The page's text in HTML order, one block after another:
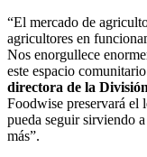
“El mercado de
agricultores en
Nos enorgullece
este espacio
directora de la
Foodwise preservará el
pueda seguir sirviendo
más”.